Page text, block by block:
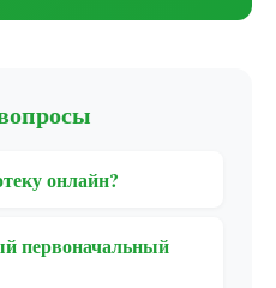
онлайн?
первоначальный